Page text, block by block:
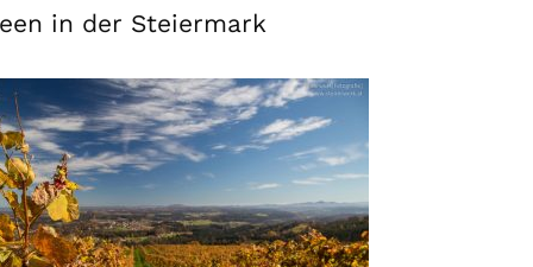
in der Steiermark